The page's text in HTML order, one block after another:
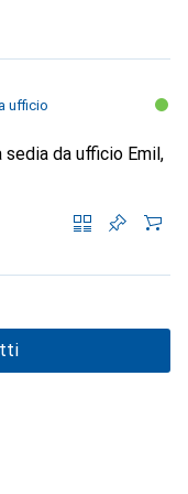
ufficio
da ufficio Emil,